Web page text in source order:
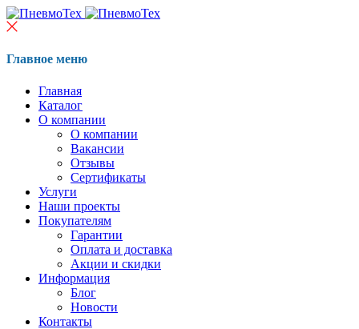
Главное меню
Главная
Каталог
О компании
О компании
Вакансии
Отзывы
Сертификаты
Услуги
Наши проекты
Покупателям
Гарантии
Оплата и доставка
Акции и скидки
Информация
Блог
Новости
Контакты